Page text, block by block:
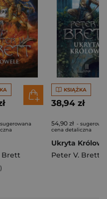
Brett
KSIĄŻKA
38,94 zł
54,90 zł -
cena detaliczna
Peter V. Brett